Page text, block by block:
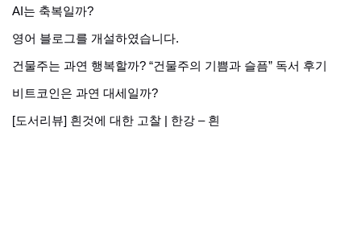
AI는 축복일까?
영어 블로그를 개설하였습니다.
건물주는 과연 행복할까? “건물주의 기쁨과 슬픔” 독서 후기
비트코인은 과연 대세일까?
[도서리뷰] 흰것에 대한 고찰 | 한강 – 흰